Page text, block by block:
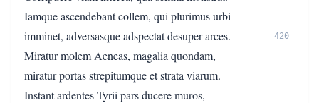
Iamque ascendebant collem, qui plurimus urbi
imminet, adversasque adspectat desuper arces.
420
Miratur molem Aeneas, magalia quondam,
miratur portas strepitumque et strata viarum.
Instant ardentes Tyrii pars ducere muros,